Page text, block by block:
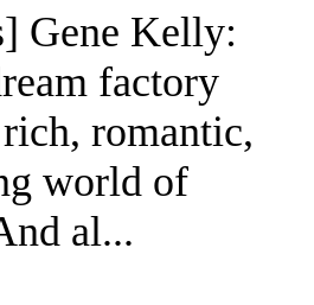
Gene Kelly:
factory
romantic,
world of
al...